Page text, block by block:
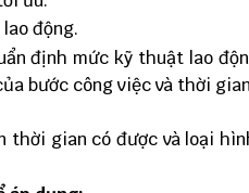
động.
định mức kỹ thuật lao
bước công việc và thời
thời gian có được và loại